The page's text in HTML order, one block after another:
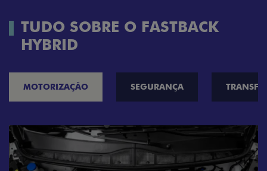
TUDO SOBRE O FASTBACK
HYBRID
MOTORIZAÇÃO SEGURANÇA